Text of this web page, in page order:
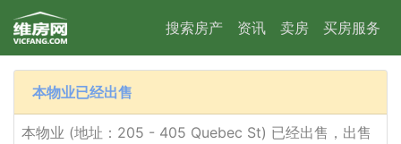
搜索房产 资讯 卖房 买房服务
本物业已经出售
本物业 (地址：205 - 405 Quebec St) 已经出售，出售